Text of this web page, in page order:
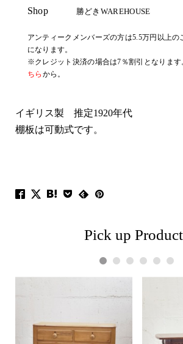
Shop 勝どきWAREHOUSE
アンティークメンバーズの方は5.5万円以上の
になります。
※クレジット決済の場合は7％割引となります
ちら から。
イギリス製 推定1920年代
棚板は可動式です。
Pick up
1 2 3 4 5 6